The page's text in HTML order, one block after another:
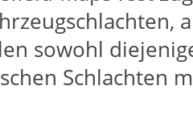
sowohl
Schlachten